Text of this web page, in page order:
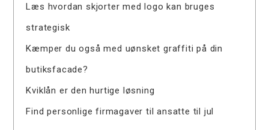
Læs hvordan skjorter med logo kan bruges
strategisk
Kæmper du også med uønsket graffiti på din
butiksfacade?
Kviklån er den hurtige løsning
Find personlige firmagaver til ansatte til jul